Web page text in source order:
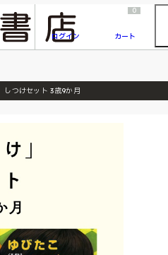
『ONE PIECE magazine 021 ONE PIECEカード付き同梱版』発売延期のご案内
ログイン
0
カート
しつけセット 3歳9か月